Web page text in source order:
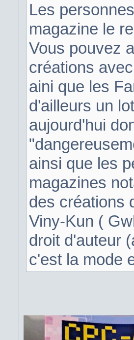
Les
magazine le
Vous pouvez
créations
aini que les
d'ailleurs un
aujourd'hui
ainsi que les
magazines
des créations
Viny-Kun (
droit d'auteur
c'est la mode